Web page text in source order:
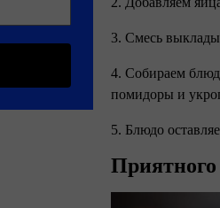
3. Смесь
4. Собираем
помидоры и
5. Блюдо